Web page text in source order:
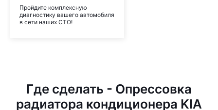
Пройдите комплексную
диагностику вашего автомобиля
в сети наших СТО!
Где сделать - Опрессовка
радиатора кондиционера KIA